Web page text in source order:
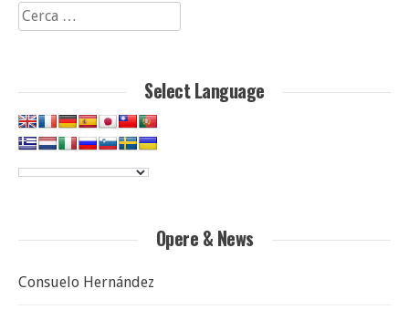
Ricerca
per:
Select Language
Opere & News
Consuelo Hernández